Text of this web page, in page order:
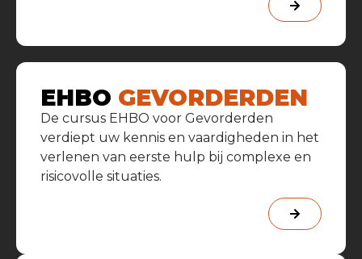
EHBO GEVORDERDEN
De cursus EHBO voor Gevorderden
verdiept uw kennis en vaardigheden in het
verlenen van eerste hulp bij complexe en
risicovolle situaties.